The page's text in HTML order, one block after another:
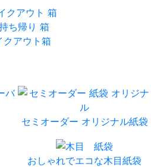
クアウト箱
セミオーダー オリジナル紙袋
おしゃれでエコな木目紙袋